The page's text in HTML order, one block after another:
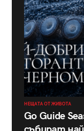
НЕЩАТА ОТ ЖИВОТА
Go Guide